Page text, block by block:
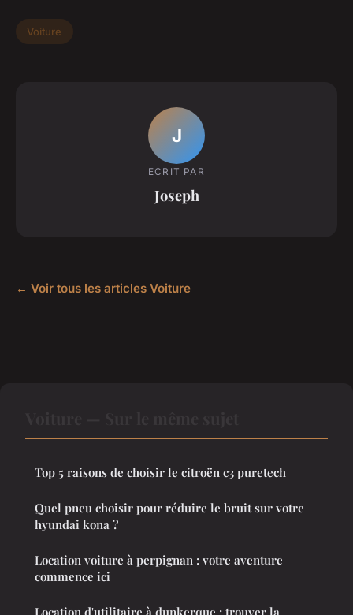
Voiture
J
ECRIT PAR
Joseph
← Voir tous les articles Voiture
Top 5 raisons de choisir le citroën c3 puretech
Quel pneu choisir pour réduire le bruit sur votre
hyundai kona ?
Location voiture à perpignan : votre aventure
commence ici